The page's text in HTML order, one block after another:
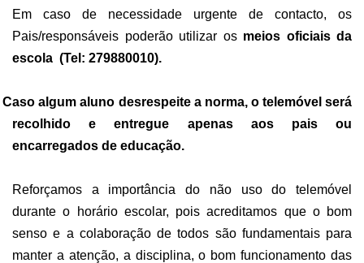
Em caso de necessidade urgente de contacto, os
Pais/responsáveis poderão utilizar os meios oficiais da
escola (Tel: 279880010).
Caso algum aluno desrespeite a norma, o telemóvel será
recolhido e entregue apenas aos pais ou
encarregados de educação.
Reforçamos a importância do não uso do telemóvel
durante o horário escolar, pois acreditamos que o bom
senso e a colaboração de todos são fundamentais para
manter a atenção, a disciplina, o bom funcionamento das